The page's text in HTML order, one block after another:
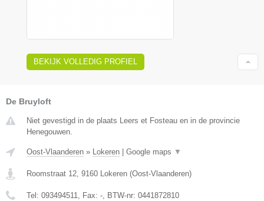
BEKIJK VOLLEDIG PROFIEL
De Bruyloft
Niet gevestigd in de plaats Leers et Fosteau en in de provincie
Henegouwen.
Oost-Vlaanderen » Lokeren Google maps ▼
Roomstraat 12, 9160 Lokeren (Oost-Vlaanderen)
Tel: 093494511, Fax: -, BTW-nr: 0441872810